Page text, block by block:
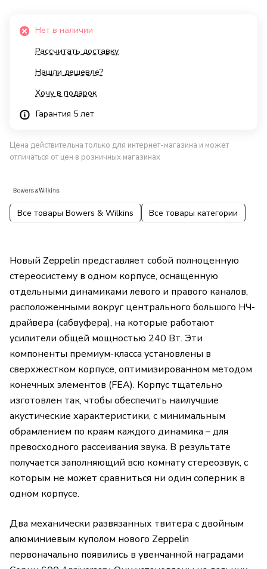
Нет в наличии
Рассчитать доставку
Нашли дешевле?
Хочу в подарок
Гарантия 5 лет
Цена действительна только для интернет-магазина и может
отличаться от цен в розничных магазинах
Все товары Bowers & Wilkins Все товары категории
Новый Zeppelin представляет собой полноценную
стереосистему в одном корпусе, оснащенную
отдельными динамиками левого и правого каналов,
расположенными вокруг центрального большого НЧ-
драйвера (сабвуфера), на которые работают
усилители общей мощностью 240 Вт. Эти
компоненты премиум-класса установлены в
сверхжестком корпусе, оптимизированном методом
конечных элементов (FEA). Корпус тщательно
изготовлен так, чтобы обеспечить наилучшие
акустические характеристики, с минимальным
обрамлением по краям каждого динамика – для
превосходного рассеивания звука. В результате
получается заполняющий всю комнату стереозвук, с
которым не может сравниться ни один соперник в
одном корпусе.
Два механически развязанных твитера с двойным
алюминиевым куполом нового Zeppelin
первоначально появились в увенчанной наградами